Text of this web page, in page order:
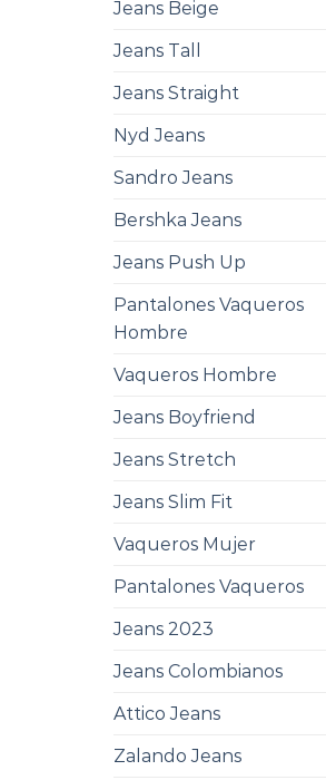
Jeans Beige
Jeans Tall
Jeans Straight
Nyd Jeans
Sandro Jeans
Bershka Jeans
Jeans Push Up
Pantalones Vaqueros
Hombre
Vaqueros Hombre
Jeans Boyfriend
Jeans Stretch
Jeans Slim Fit
Vaqueros Mujer
Pantalones Vaqueros
Jeans 2023
Jeans Colombianos
Attico Jeans
Zalando Jeans